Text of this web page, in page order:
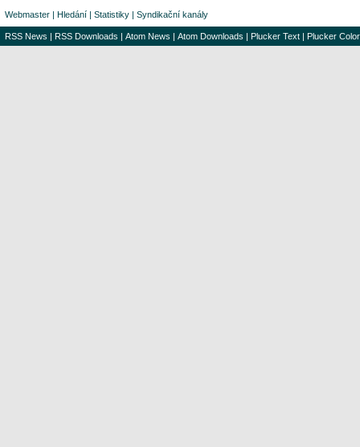
Webmaster | Hledání | Statistiky | Syndikační kanály
RSS News | RSS Downloads | Atom News | Atom Downloads | Plucker Text | Plucker Color